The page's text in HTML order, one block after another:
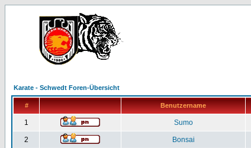
Karate - Schwedt Foren-Übersicht
# Benutzername
1 Sumo
2 Bonsai